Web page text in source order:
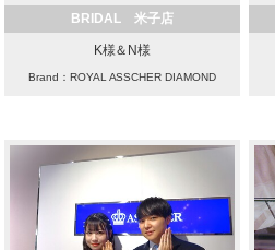
BRIDAL 米子店
K様＆N様
Brand：ROYAL ASSCHER DIAMOND